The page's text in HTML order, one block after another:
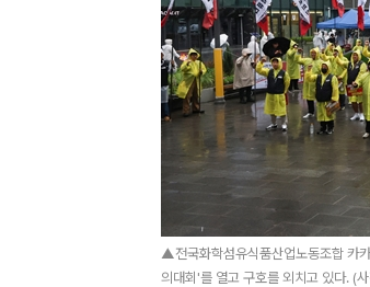
▲전국화학섬유식품산업노동조합 카
의대회'를 열고 구호를 외치고 있다. (